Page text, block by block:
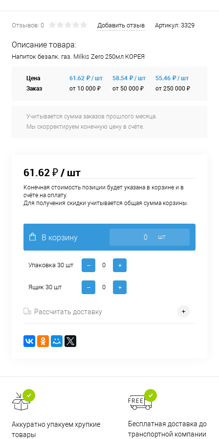
Отзывов: 0 Добавить отзыв Артикул: 3329
Описание товара:
Напиток безалк. газ. Milkis Zero 250мл КОРЕЯ
Цена
Заказ
61.62 ₽ / шт
от 10 000 ₽
58.54 ₽ / шт
от 50 000 ₽
55.46 ₽ / шт
от 250 000 ₽
Учитывается сумма заказов прошлого месяца.
Мы скорректируем конечную цену в счёте.
61.62 ₽/ шт
Конечная стоимость позиции будет указана в корзине и в
счёте на оплату.
Для получения скидки учитывается общая сумма корзины.
В корзину шт
Упаковка 30 шт
Ящик 30 шт
Рассчитать доставку
Аккуратно упакуем хрупкие
товары
Бесплатная доставка до
транспортной компании